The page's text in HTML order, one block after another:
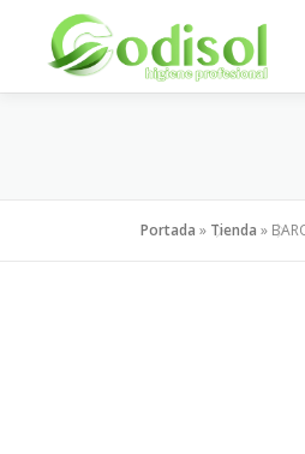
contenido
Portada » Tienda »